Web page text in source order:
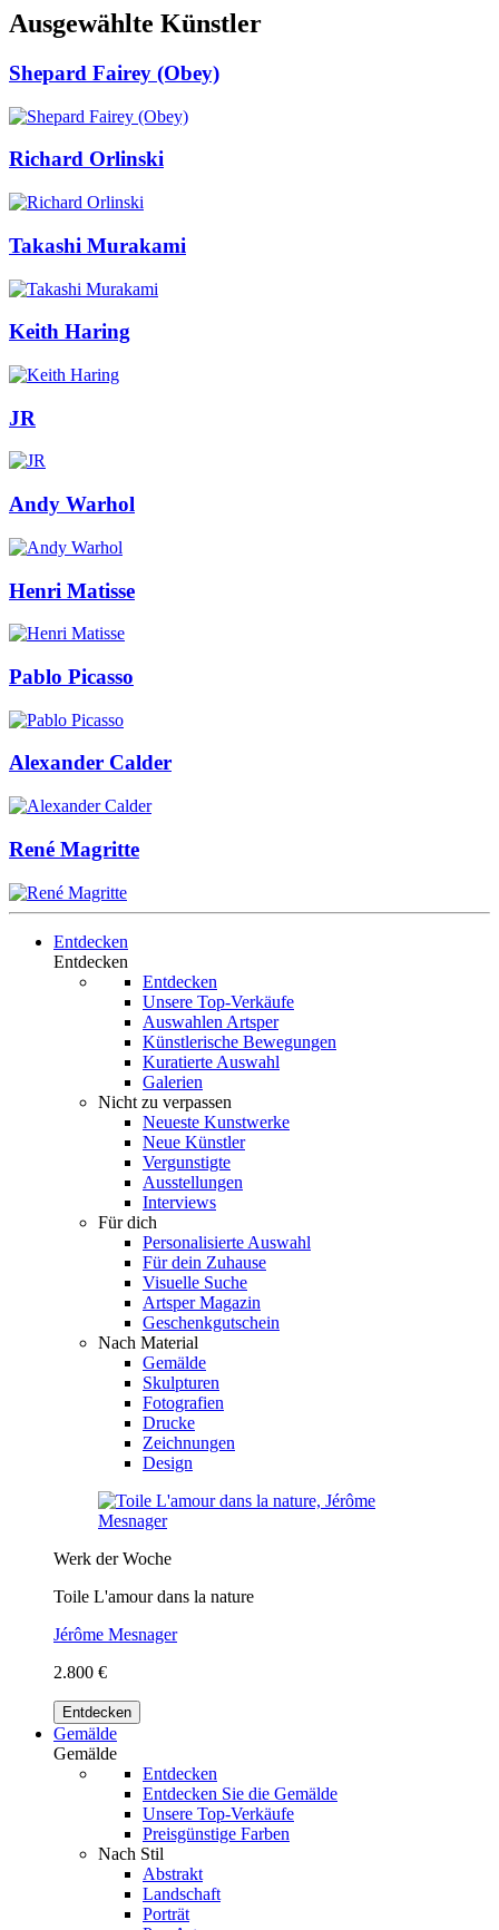
Ausgewählte Künstler
Shepard Fairey (Obey)
Richard Orlinski
Takashi Murakami
Keith Haring
JR
Andy Warhol
Henri Matisse
Pablo Picasso
Alexander Calder
René Magritte
Entdecken
Entdecken
Entdecken
Unsere Top-Verkäufe
Auswahlen Artsper
Künstlerische Bewegungen
Kuratierte Auswahl
Galerien
Nicht zu verpassen
Neueste Kunstwerke
Neue Künstler
Vergunstigte
Ausstellungen
Interviews
Für dich
Personalisierte Auswahl
Für dein Zuhause
Visuelle Suche
Artsper Magazin
Geschenkgutschein
Nach Material
Gemälde
Skulpturen
Fotografien
Drucke
Zeichnungen
Design
Werk der Woche
Toile L'amour dans la nature
Jérôme Mesnager
2.800 €
Entdecken
Gemälde
Gemälde
Entdecken
Entdecken Sie die Gemälde
Unsere Top-Verkäufe
Preisgünstige Farben
Nach Stil
Abstrakt
Landschaft
Porträt